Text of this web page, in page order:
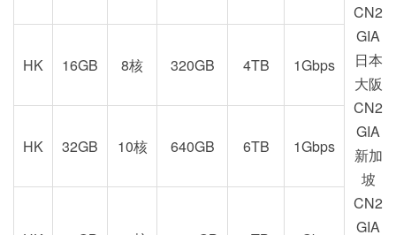
CN2
GIA
日本
大阪
CN2
GIA
新加
坡
CN2
GIA
HK 16GB 8核 320GB 4TB 1Gbps
HK 32GB 10核 640GB 6TB 1Gbps